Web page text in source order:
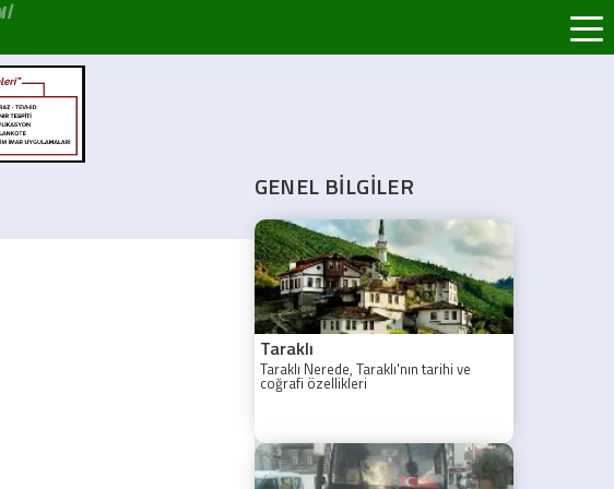
GENEL BİLGİLER
Taraklı
Taraklı Nerede, Taraklı'nın tarihi ve
coğrafi özellikleri